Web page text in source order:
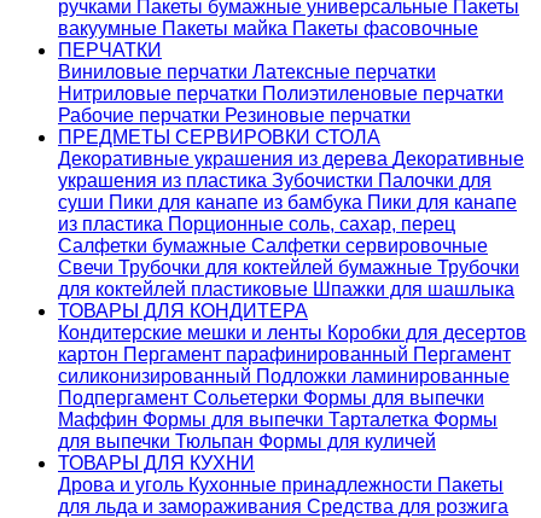
ручками Пакеты бумажные универсальные Пакеты
вакуумные Пакеты майка Пакеты фасовочные
ПЕРЧАТКИ
Виниловые перчатки Латексные перчатки
Нитриловые перчатки Полиэтиленовые перчатки
Рабочие перчатки Резиновые перчатки
ПРЕДМЕТЫ СЕРВИРОВКИ СТОЛА
Декоративные украшения из дерева Декоративные
украшения из пластика Зубочистки Палочки для
суши Пики для канапе из бамбука Пики для канапе
из пластика Порционные соль, сахар, перец
Салфетки бумажные Салфетки сервировочные
Свечи Трубочки для коктейлей бумажные Трубочки
для коктейлей пластиковые Шпажки для шашлыка
ТОВАРЫ ДЛЯ КОНДИТЕРА
Кондитерские мешки и ленты Коробки для десертов
картон Пергамент парафинированный Пергамент
силиконизированный Подложки ламинированные
Подпергамент Сольетерки Формы для выпечки
Маффин Формы для выпечки Тарталетка Формы
для выпечки Тюльпан Формы для куличей
ТОВАРЫ ДЛЯ КУХНИ
Дрова и уголь Кухонные принадлежности Пакеты
для льда и замораживания Средства для розжига